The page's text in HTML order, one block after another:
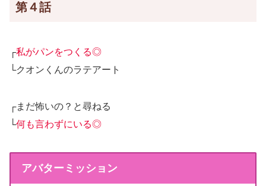
第４話
┌私がパンをつくる◎
└クオンくんのラテアート
┌まだ怖いの？と尋ねる
└何も言わずにいる◎
アバターミッション